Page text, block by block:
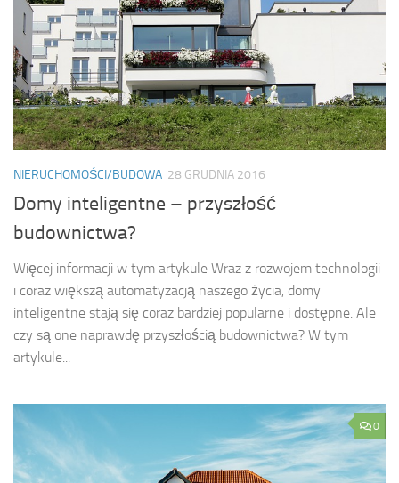
NIERUCHOMOŚCI/BUDOWA 28 GRUDNIA 2016
Domy inteligentne – przyszłość
budownictwa?
Więcej informacji w tym artykule Wraz z rozwojem technologii
i coraz większą automatyzacją naszego życia, domy
inteligentne stają się coraz bardziej popularne i dostępne. Ale
czy są one naprawdę przyszłością budownictwa? W tym
artykule...
0